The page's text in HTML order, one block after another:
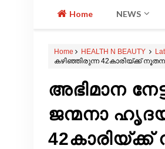
Home NEWS
Home HEALTH N BEAUTY
കഴിഞ്ഞിരുന്ന 42കാരിയ്‌ക്ക്
അഭിമാന
ജന്മനാ